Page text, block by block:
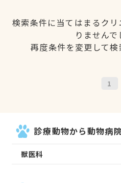
検索条件に当てはまるク
りませんで
再度条件を変更して検
1
診療動物から動物病
獣医科